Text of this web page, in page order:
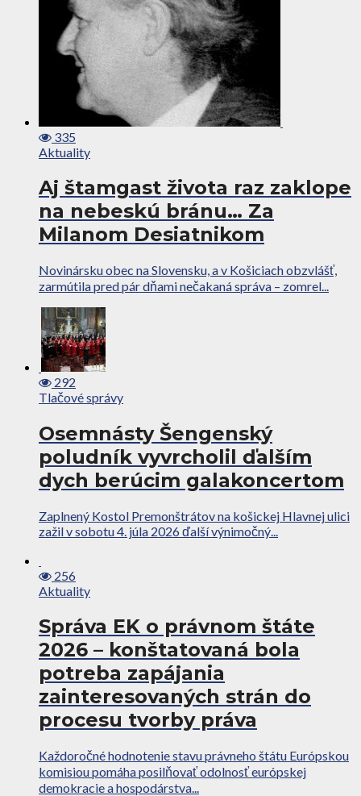
335
Aktuality
Aj štamgast života raz zaklope
na nebeskú bránu… Za
Milanom Desiatnikom
Novinársku obec na Slovensku, a v Košiciach obzvlášť,
zarmútila pred pár dňami nečakaná správa – zomrel...
292
Tlačové správy
Osemnásty Šengenský
poludník vyvrcholil ďalším
dych berúcim galakoncertom
Zaplnený Kostol Premonštrátov na košickej Hlavnej ulici
zažil v sobotu 4. júla 2026 ďalší výnimočný...
256
Aktuality
Správa EK o právnom štáte
2026 – konštatovaná bola
potreba zapájania
zainteresovaných strán do
procesu tvorby práva
Každoročné hodnotenie stavu právneho štátu Európskou
komisiou pomáha posilňovať odolnosť európskej
demokracie a hospodárstva...